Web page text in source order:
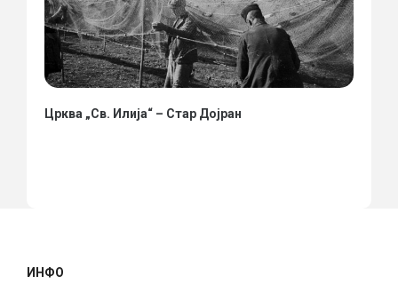
Црква „Св. Илија“ – Стар Дојран
ИНФО